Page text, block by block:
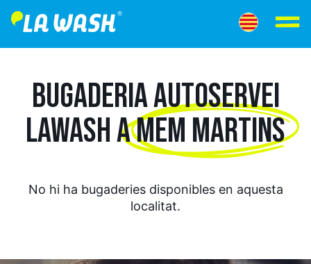
BUGADERIA AUTOSERVEI
LAWASH AMEM MARTINS
No hi ha bugaderies disponibles en aquesta
localitat.